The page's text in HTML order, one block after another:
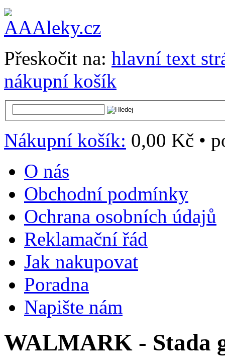
Přeskočit na: hlavní text
nákupní košík
Nákupní košík: 0,00 Kč •
O nás
Obchodní podmínky
Ochrana osobních údajů
Reklamační řád
Jak nakupovat
Poradna
Napište nám
WALMARK - Stada